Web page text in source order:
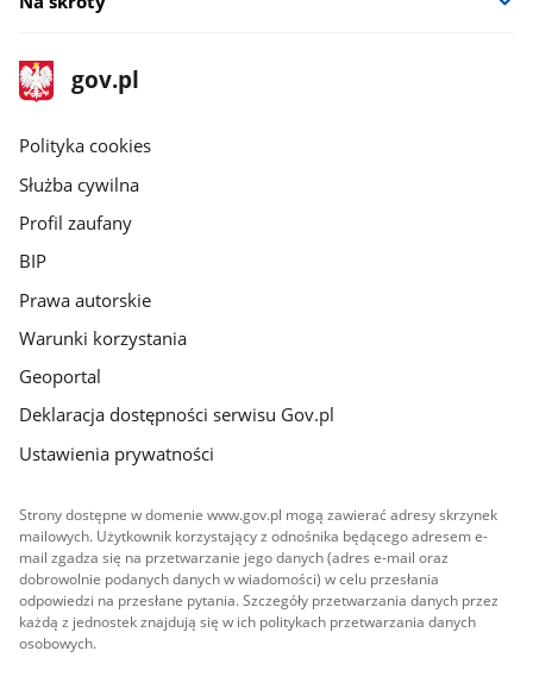
stopka
gov.pl
Strona
gov.pl
gov.pl
Polityka cookies
Służba cywilna
Profil zaufany
BIP
Prawa autorskie
Warunki korzystania
Geoportal
Deklaracja dostępności serwisu Gov.pl
Ustawienia prywatności
Strony dostępne w domenie www.gov.pl mogą zawierać adresy skrzynek
mailowych. Użytkownik korzystający z odnośnika będącego adresem e-
mail zgadza się na przetwarzanie jego danych (adres e-mail oraz
dobrowolnie podanych danych w wiadomości) w celu przesłania
odpowiedzi na przesłane pytania. Szczegóły przetwarzania danych przez
każdą z jednostek znajdują się w ich politykach przetwarzania danych
osobowych.